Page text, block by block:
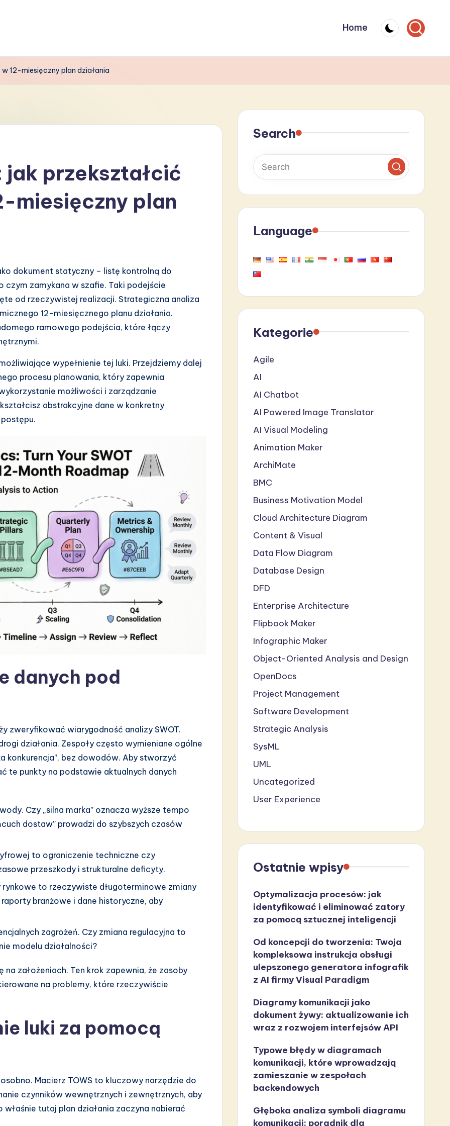
Home
12-miesięczny plan działania
przekształcić
miesięczny plan
dokument statyczny – listę kontrolną do
czym zamykana w szafie. Taki podejście
od rzeczywistej realizacji. Strategiczna analiza
12-miesięcznego planu działania.
ramowego podejścia, które łączy
wypełnienie tej luki. Przejdziemy dalej
procesu planowania, który zapewnia
możliwości i zarządzanie
abstrakcyjne dane w konkretny
danych pod
zweryfikować wiarygodność analizy SWOT.
działania. Zespoły często wymieniane ogólne
konkurencja”, bez dowodów. Aby stworzyć
te punkty na podstawie aktualnych danych
Czy „silna marka” oznacza wyższe tempo
dostaw” prowadzi do szybszych czasów
to ograniczenie techniczne czy
przeszkody i strukturalne deficyty.
rynkowe to rzeczywiste długoterminowe zmiany
branżowe i dane historyczne, aby
zagrożeń. Czy zmiana regulacyjna to
modelu działalności?
założeniach. Ten krok zapewnia, że zasoby
na problemy, które rzeczywiście
luki za pomocą
Macierz TOWS to kluczowy narzędzie do
czynników wewnętrznych i zewnętrznych, aby
tutaj plan działania zaczyna nabierać
Search
Language
Kategorie
Agile
AI
AI Chatbot
AI Powered Image Translator
AI Visual Modeling
Animation Maker
ArchiMate
BMC
Business Motivation Model
Cloud Architecture Diagram
Content & Visual
Data Flow Diagram
Database Design
DFD
Enterprise Architecture
Flipbook Maker
Infographic Maker
Object-Oriented Analysis and Design
OpenDocs
Project Management
Software Development
Strategic Analysis
SysML
UML
Uncategorized
User Experience
Ostatnie wpisy
Optymalizacja procesów: jak
identyfikować i eliminować zatory
za pomocą sztucznej inteligencji
Od koncepcji do tworzenia: Twoja
kompleksowa instrukcja obsługi
ulepszonego generatora infografik
z AI firmy Visual Paradigm
Diagramy komunikacji jako
dokument żywy: aktualizowanie ich
wraz z rozwojem interfejsów API
Typowe błędy w diagramach
komunikacji, które wprowadzają
zamieszanie w zespołach
backendowych
Głęboka analiza symboli diagramu
komunikacji: poradnik dla